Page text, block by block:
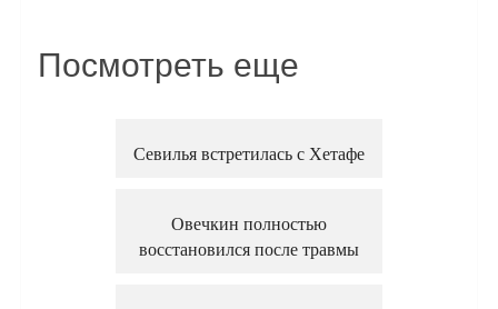
Посмотреть еще
Севилья встретилась с Хетафе
Овечкин полностью
восстановился после травмы